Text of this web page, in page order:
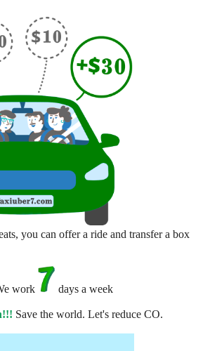
you can offer a ride and transfer a box
work days a week
Save the world. Let's reduce CO.